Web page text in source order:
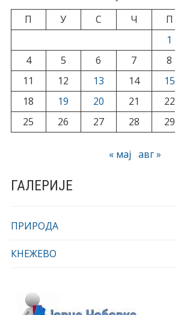
П У С Ч П
1
4
5 6 7 8
11
12 13 14 15
18
19 20 21 22
25
26 27 28 29
« мај авг »
ГАЛЕРИЈЕ
ПРИРОДА
КНЕЖЕВО